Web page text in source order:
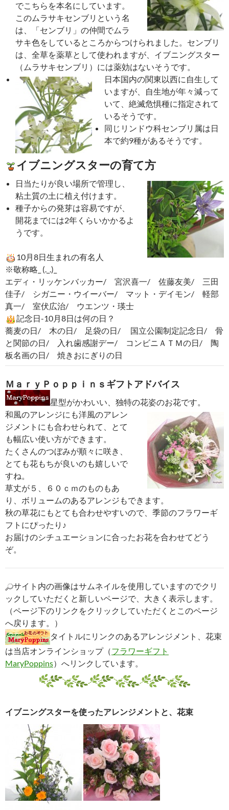
でこちらを本名にしています。
このムラサキセンブリという名
は、「センブリ」の仲間でムラ
サキ色をしているところからつけられました。センブリ
は、全草を薬草として使われますが、イブニングスター
（ムラサキセンブリ）には薬効はないそうです。
日本国内の関東以西に自生して
いますが、自生地が年々減って
いて、絶滅危惧種に指定されて
いるそうです。
同じリンドウ科センブリ属は日
本で約9種があるそうです。
イブニングスターの育て方
日当たりが良い場所で管理し、
粘土質の土に植え付けます。
種子からの発芽は容易ですが、
開花までには2年くらいかかるよ
うです。
10月8日生まれの有名人
※敬称略_ (._.)_
エディ・リッケンバッカー/ 宮沢喜一/ 佐藤友美/ 三田
佳子/ シガニー・ウイーバー/ マット・デイモン/ 軽部
真一/ 室伏広治/ ウエンツ・瑛士
記念日-10月8日は何の日？
蕎麦の日/ 木の日/ 足袋の日/ 国立公園制定記念日/ 骨
と関節の日/ 入れ歯感謝デー/ コンビニＡＴＭの日/ 陶
板名画の日/ 焼きおにぎりの日
ＭａｒｙＰｏｐｐｉｎｓギフトアドバイス
星型がかわいい、独特の花姿のお花です。
和風のアレンジにも洋風のアレン
ジメントにも合わせられて、とて
も幅広い使い方ができます。
たくさんのつぼみが順々に咲き、
とても花もちが良いのも嬉しいで
すね。
草丈が５、６０ｃｍのものもあ
り、ボリュームのあるアレンジもできます。
秋の草花にもとても合わせやすいので、季節のフラワーギ
フトにぴったり♪
お届けのシチュエーションに合ったお花を合わせてどう
ぞ。
サイト内の画像はサムネイルを使用していますのでクリ
ックしていただくと新しいページで、大きく表示します。
（ページ下のリンクをクリックしていただくとこのページ
へ戻ります。）
タイトルにリンクのあるアレンジメント、花束
は当店オンラインショップ（フラワーギフト
MaryPoppins）へリンクしています。
イブニングスターを使ったアレンジメントと、花束